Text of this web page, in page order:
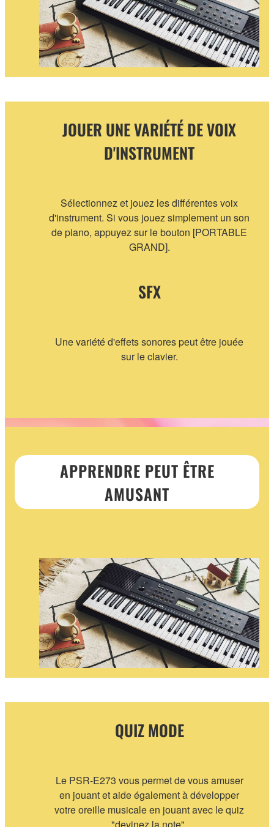
JOUER UNE VARIÉTÉ DE VOIX
D'INSTRUMENT
Sélectionnez et jouez les différentes voix
d'instrument. Si vous jouez simplement un son
de piano, appuyez sur le bouton [PORTABLE
GRAND].
SFX
Une variété d'effets sonores peut être jouée
sur le clavier.
APPRENDRE PEUT ÊTRE
AMUSANT
QUIZ MODE
Le PSR-E273 vous permet de vous amuser
en jouant et aide également à développer
votre oreille musicale en jouant avec le quiz
"devinez la note".